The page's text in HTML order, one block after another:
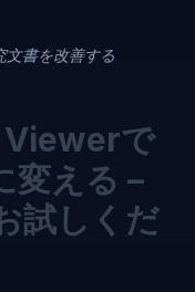
書を改善する
で
変える –
試しくだ